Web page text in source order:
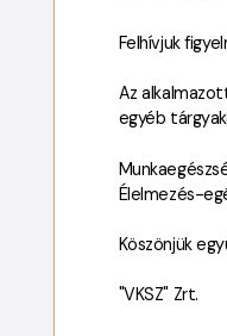
Felhívjuk
Az
egyéb
Élelmezés-
Köszönjük
"VKSZ" Zrt.